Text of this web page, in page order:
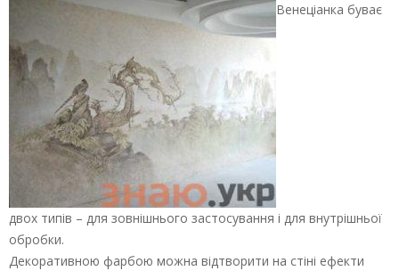
Венеціанка буває
двох типів – для зовнішнього застосування і для внутрішньої
обробки.
Декоративною фарбою можна відтворити на стіні ефекти